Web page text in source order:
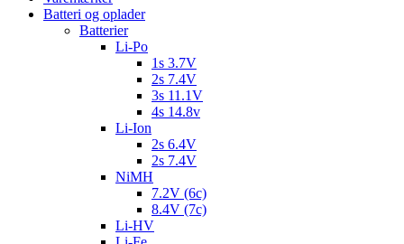
Batteri og oplader
Batterier
Li-Po
1s 3.7V
2s 7.4V
3s 11.1V
4s 14.8v
Li-Ion
2s 6.4V
2s 7.4V
NiMH
7.2V (6c)
8.4V (7c)
Li-HV